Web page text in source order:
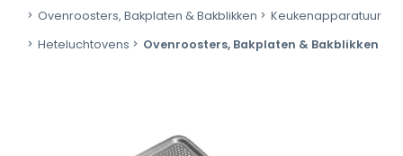
Ovenroosters, Bakplaten & Bakblikken
Keukenapparatuur
Heteluchtovens
Ovenroosters, Bakplaten & Bakblikken